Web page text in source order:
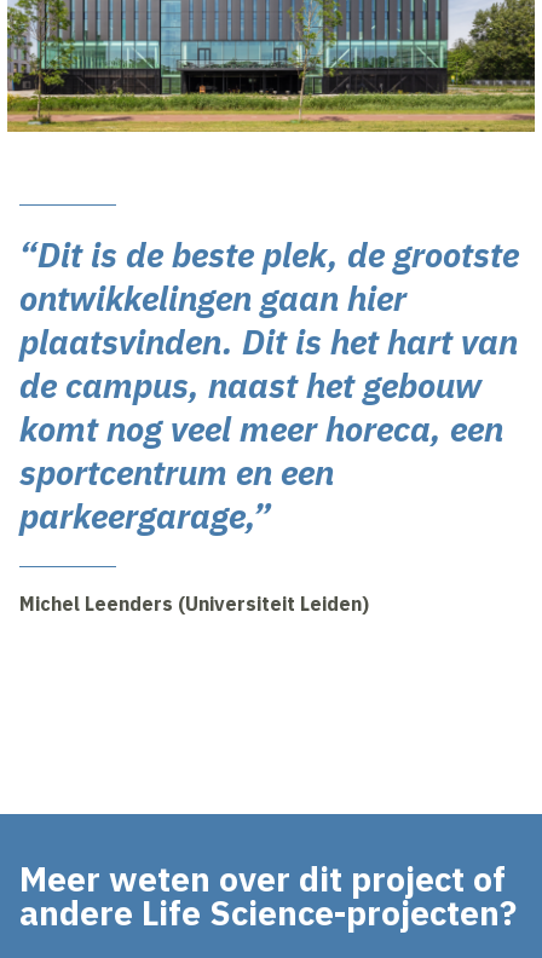
“Dit is de beste plek, de grootste
ontwikkelingen gaan hier
plaatsvinden. Dit is het hart van
de campus, naast het gebouw
komt nog veel meer horeca, een
sportcentrum en een
parkeergarage,”
Michel Leenders (Universiteit Leiden)
Wijzig cookie instellingen
Meer weten over dit project of
andere Life Science-projecten?